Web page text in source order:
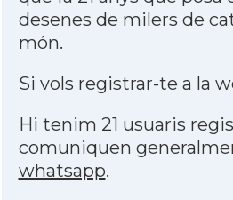
desenes de milers de
món.
Si vols registrar-te a la
Hi tenim 21 usuaris
comuniquen
whatsapp.